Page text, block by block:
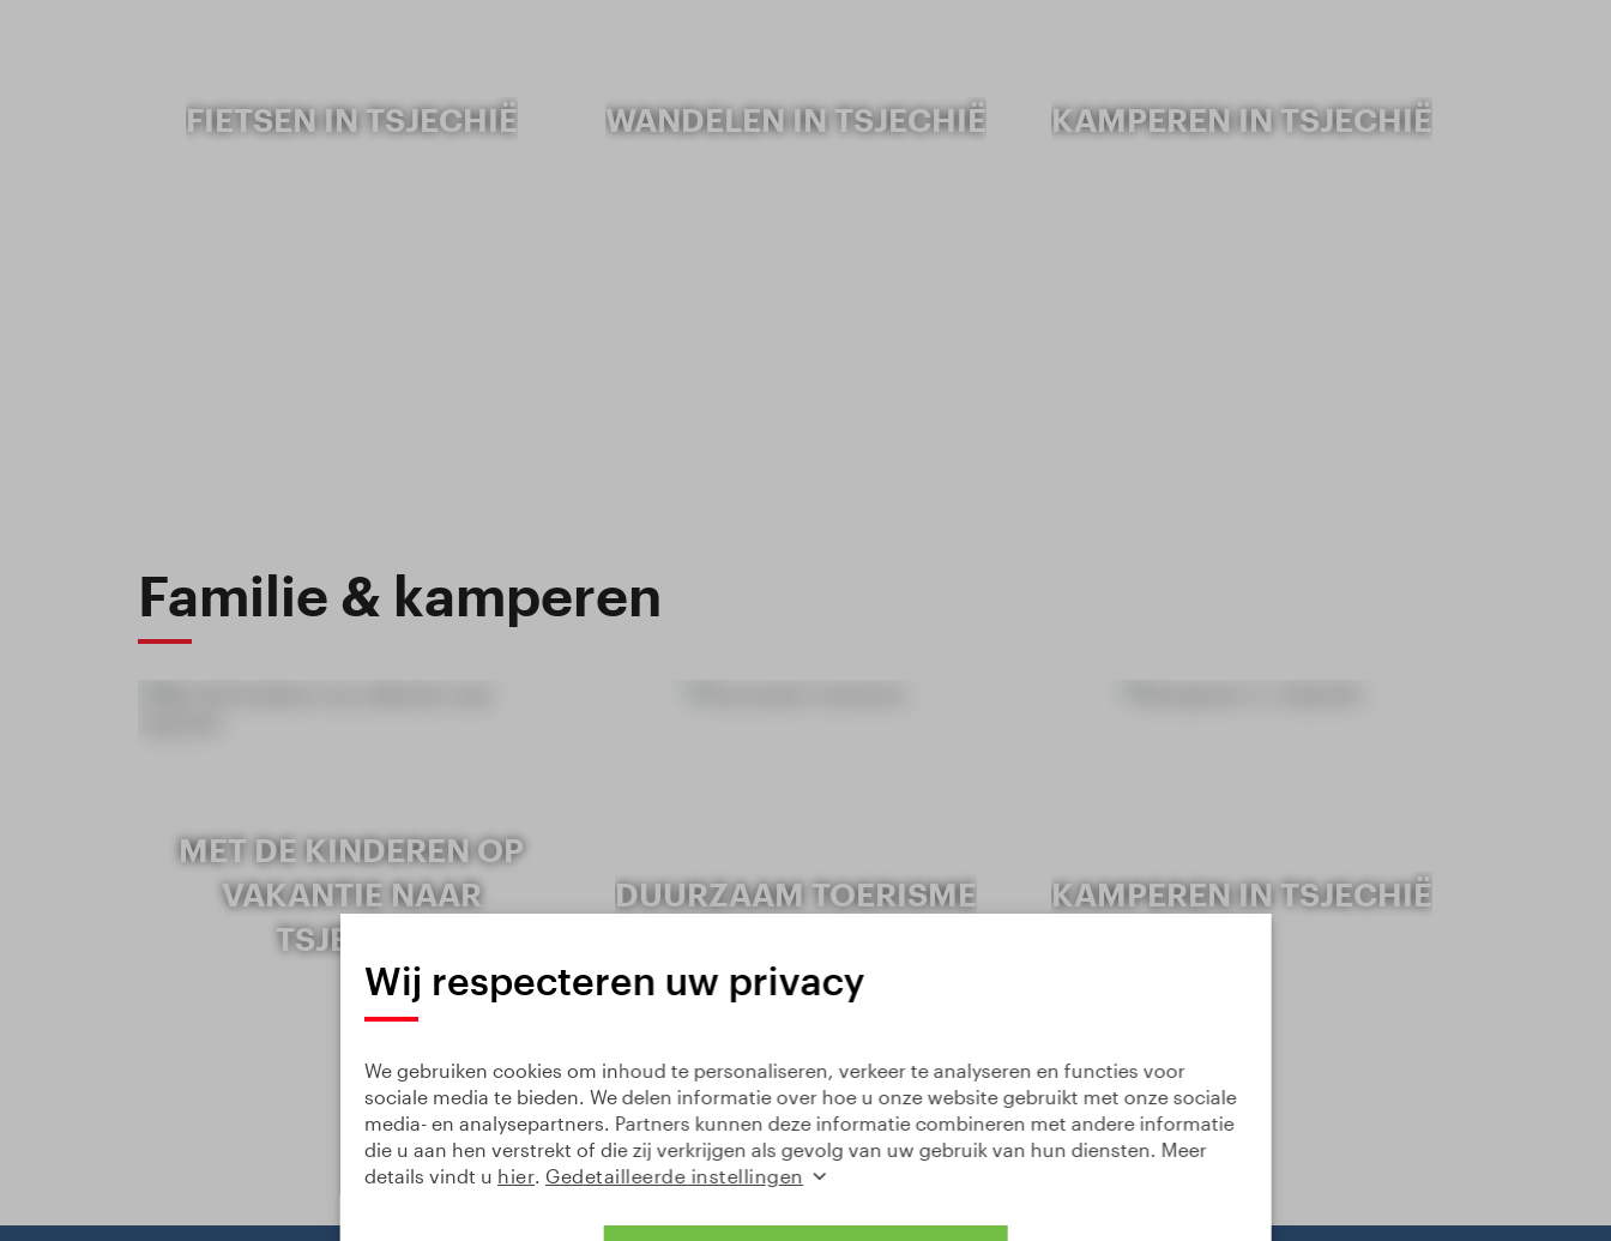
FIETSEN IN TSJECHIË WANDELEN IN TSJECHIË KAMPEREN IN TSJECHIË
Familie & kamperen
MET DE KINDEREN OP
VAKANTIE NAAR
TSJECHIË
DUURZAAM TOERISME KAMPEREN IN TSJECHIË
Wij respecteren uw privacy
We gebruiken cookies om inhoud te personaliseren, verkeer te analyseren en functies voor
sociale media te bieden. We delen informatie over hoe u onze website gebruikt met onze sociale
media- en analysepartners. Partners kunnen deze informatie combineren met andere informatie
die u aan hen verstrekt of die zij verkrijgen als gevolg van uw gebruik van hun diensten. Meer
details vindt u hier. Gedetailleerde instellingen